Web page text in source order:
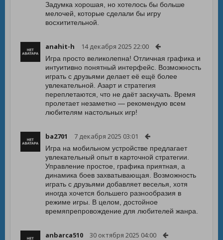
Задумка хорошая, но хотелось бы больше
мелочей, которые сделали бы игру
восхитительной.
anahit-h 14 декабря 2025 22:00
Игра просто великолепна! Отличная графика и
интуитивно понятный интерфейс. Возможность
играть с друзьями делает её ещё более
увлекательной. Азарт и стратегия
переплетаются, что не даёт заскучать. Время
пролетает незаметно — рекомендую всем
любителям настольных игр!
ba2701 7 декабря 2025 03:01
Игра на мобильном устройстве предлагает
увлекательный опыт в карточной стратегии.
Управление простое, графика приятная, а
динамика боев захватывающая. Возможность
играть с друзьями добавляет веселья, хотя
иногда хочется большего разнообразия в
режиме игры. В целом, достойное
времяпрепровождение для любителей жанра.
anbarca510 30 октября 2025 04:00